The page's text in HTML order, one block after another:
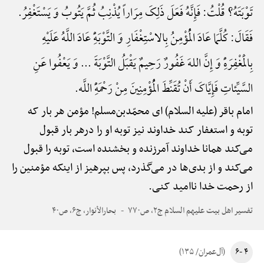
تَوْبَتَهُ؟ قُلْتُ: فَإِنَّهُ فَعَلَ ذَلِکَ مِرَاراً یُذْنِبُ ثُمَّ یَتُوبُ وَ یَسْتَغْفِرُ.
فَقَالَ: کُلَّمَا عَادَ الْمُؤْمِنُ بِالاسْتِغْفَارِ وَ التَّوْبَهًِْ عَادَ اللَّهُ عَلَیْهِ
بِالْمَغْفِرَهًِْ وَ إِنَّ اللهَ غَفُورٌ رَحِیمٌ یَقْبَلُ التَّوْبَةَ ... وَ یَعْفُوا عَنِ
السَّیِّئاتِ فَإِیَّاکَ أَنْ تُقَنِّطَ الْمُؤْمِنِینَ مِنْ رَحْمَهًِْ اللَّه.
امام باقر (علیه السلام) ای محمّدبن‌مسلم! مؤمن هر بار که
توبه و استغفار کند خداوند نیز توبه او را درهر بار قبول
می‌کند همانا خداوند آمرزنده و بخشنده است، توبه را قبول
می‌کند و از بدی‌ها در می‌گذرد، پس بپرهیز از اینکه مؤمنین را
از رحمت خدا ناامید کنی.
تفسیر اهل بیت علیهم السلام ج۲، ص۷۷۰ بحارالأنوار، ج۶، ص۴۰
۴ -۶ (آل‌عمران/ ۱۳۵)